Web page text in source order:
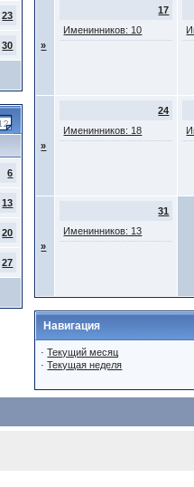
23
30
6
13
20
27
»
17
Именинников: 10
»
24
Именинников: 18
»
31
Именинников: 13
Навигация
·Текущий месяц
·Текущая неделя